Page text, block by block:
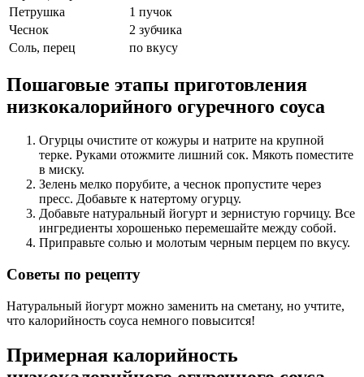
Петрушка
1 пучок
Чеснок
2 зубчика
Соль, перец
по вкусу
Пошаговые этапы приготовления
низкокалорийного огуречного соуса
Огурцы очистите от кожуры и натрите на крупной
терке. Руками отожмите лишний сок. Мякоть поместите
в миску.
Зелень мелко порубите, а чеснок пропустите через
пресс. Добавьте к натертому огурцу.
Добавьте натуральный йогурт и зернистую горчицу. Все
ингредиенты хорошенько перемешайте между собой.
Приправьте солью и молотым черным перцем по вкусу.
Советы по рецепту
Натуральный йогурт можно заменить на сметану, но учтите,
что калорийность соуса немного повысится!
Примерная калорийность